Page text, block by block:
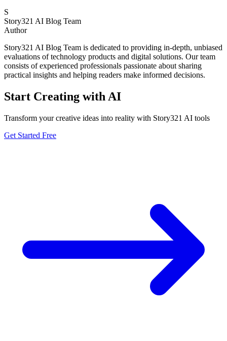
S
Story321 AI Blog Team
Author
Story321 AI Blog Team is dedicated to providing in-depth, unbiased
evaluations of technology products and digital solutions. Our team
consists of experienced professionals passionate about sharing
practical insights and helping readers make informed decisions.
Start Creating with AI
Transform your creative ideas into reality with Story321 AI tools
Get Started Free